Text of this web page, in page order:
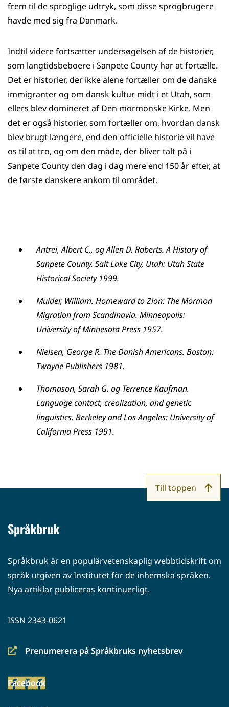
frem til de sproglige udtryk, som disse sprogbrugere
havde med sig fra Danmark.
Indtil videre fortsætter undersøgelsen af de historier,
som langtidsbeboere i Sanpete County har at fortælle.
Det er historier, der ikke alene fortæller om de danske
immigranter og om dansk kultur midt i et Utah, som
ellers blev domineret af Den mormonske Kirke. Men
det er også historier, som fortæller om, hvordan dansk
blev brugt længere, end den officielle historie vil have
os til at tro, og om den måde, der bliver talt på i
Sanpete County den dag i dag mere end 150 år efter, at
de første danskere ankom til området.
Antrei, Albert C., og Allen D. Roberts. A History of
Sanpete County. Salt Lake City, Utah: Utah State
Historical Society 1999.
Mulder, William. Homeward to Zion: The Mormon
Migration from Scandinavia. Minneapolis:
University of Minnesota Press 1957.
Nielsen, George R. The Danish Americans. Boston:
Twayne Publishers 1981.
Thomason, Sarah G. og Terrence Kaufman.
Language contact, creolization, and genetic
linguistics. Berkeley and Los Angeles: University of
California Press 1991.
Språkbruk
Språkbruk är en populärvetenskaplig webbtidskrift om
språk utgiven av Institutet för de inhemska språken.
Nya artiklar publiceras kontinuerligt.
ISSN 2343-0621
Prenumerera på Språkbruks nyhetsbrev
(siirryt
palveluun)
Facebook
(siirryt
Till toppen